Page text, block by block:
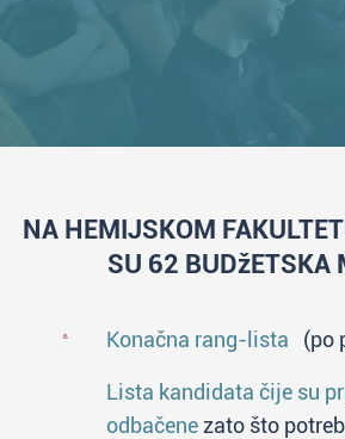
NA HEMIJSKOM
SU 62 BUDžETSKA
Konačna rang-lista (po
Lista kandidata čije su
odbačene zato što